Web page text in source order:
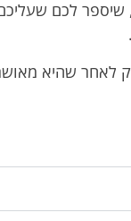
שיספר לכם
לאחר שהיא